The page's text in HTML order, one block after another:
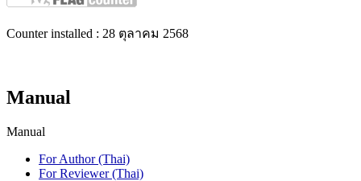
Counter installed : 28 ตุลาคม 2568
Manual
Manual
For Author (Thai)
For Reviewer (Thai)